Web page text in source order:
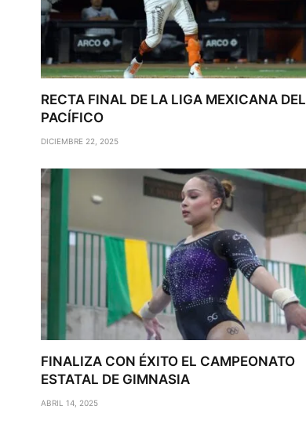
RECTA FINAL DE LA LIGA MEXICANA DEL
PACÍFICO
DICIEMBRE 22, 2025
FINALIZA CON ÉXITO EL CAMPEONATO
ESTATAL DE GIMNASIA
ABRIL 14, 2025